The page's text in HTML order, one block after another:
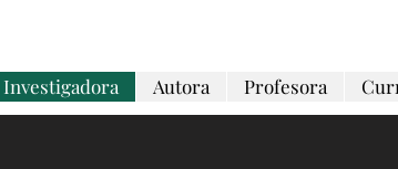
Investigadora Autora Profesora